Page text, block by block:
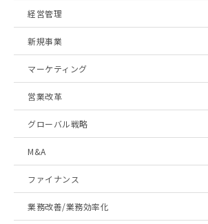
経営管理
新規事業
マーケティング
営業改革
グローバル戦略
M&A
ファイナンス
業務改善/業務効率化